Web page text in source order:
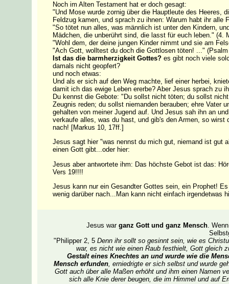
Noch im Alten Testament hat er doch gesagt:
"Und Mose wurde zornig über die Hauptleute des Heeres,
Feldzug kamen, und sprach zu ihnen: Warum habt ihr alle
"So tötet nun alles, was männlich ist unter den Kindern,
Mädchen, die unberührt sind, die lasst für euch leben." (4.
"Wohl dem, der deine jungen Kinder nimmt und sie am
"Ach Gott, wolltest du doch die Gottlosen töten! ..." (Psalm
Ist das die barmherzigkeit Gottes?es gibt noch viele
damals nicht geopfert?
und noch etwas:
Und als er sich auf den Weg machte, lief einer herbei,
damit ich das ewige Leben ererbe? Aber Jesus sprach zu
Du kennst die Gebote: "Du sollst nicht töten; du sollst
Zeugnis reden; du sollst niemanden berauben; ehre Vater
gehalten von meiner Jugend auf. Und Jesus sah ihn an
verkaufe alles, was du hast, und gib's den Armen, so
nach! [Markus 10, 17ff.]
Jesus sagt hier "was nennst du mich gut, niemand ist gut
einen Gott gibt...oder hier:
Jesus aber antwortete ihm: Das höchste Gebot ist das:
Vers 19!!!!
Jesus kann nur ein Gesandter Gottes sein, ein Prophet!
wenig darüber nach...Man kann nicht einfach irgendetwas
Jesus warganz Gott und ganz Mensch.
"Philipper 2, 5 Denn ihr sollt so gesinnt sein, wie es
war, es nicht wie einen Raub festhielt, Gott gleich
Gestalt eines Knechtes an und wurde wie die
Mensch erfunden, erniedrigte er sich selbst und wurde
Gott auch über alle Maßen erhöht und ihm einen Namen
sich alle Knie derer beugen, die im Himmel und auf